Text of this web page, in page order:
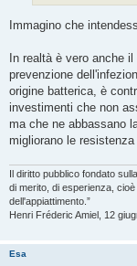
Immagino che
In realtà è vero anche
prevenzione
origine batterica, è
investimenti che non
ma che ne abbassano
migliorano le
Il diritto pubblico fondato
di merito, di esperienza,
dell'appiattimento.”
Henri Fréderic Amiel, 12
Esa